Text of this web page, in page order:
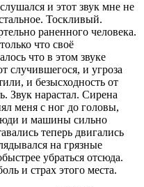
и этот звук мне не
Тоскливый.
раненного человека.
что своё
что в этом звуке
случившегося, и угроза
и безысходность от
Звук нарастал. Сирена
меня с ног до головы,
и машины сильно
теперь двигались
на грязные
убраться отсюда.
и страх этого места.